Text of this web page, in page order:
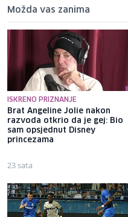
Možda vas zanima
ISKRENO PRIZNANJE
Brat Angeline Jolie nakon
razvoda otkrio da je gej: Bio
sam opsjednut Disney
princezama
23 sata